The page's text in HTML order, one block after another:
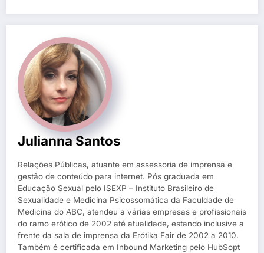
Julianna Santos
Relações Públicas, atuante em assessoria de imprensa e
gestão de conteúdo para internet. Pós graduada em
Educação Sexual pelo ISEXP – Instituto Brasileiro de
Sexualidade e Medicina Psicossomática da Faculdade de
Medicina do ABC, atendeu a várias empresas e profissionais
do ramo erótico de 2002 até atualidade, estando inclusive a
frente da sala de imprensa da Erótika Fair de 2002 a 2010.
Também é certificada em Inbound Marketing pelo HubSopt